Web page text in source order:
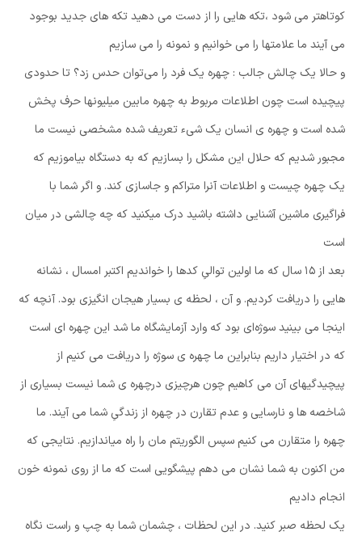
کوتاهتر می شود ،تکه هایی را از دست می دهید تکه های جدید بوجود
می آیند ما علامتها را می خوانیم و نمونه را می سازیم
و حالا یک چالش جالب : چهره یک فرد را می‌توان حدس زد؟ تا حدودی
پیچیده است چون اطلاعات مربوط به چهره مابین میلیونها حرف پخش
شده است و چهره ی انسان یک شیء تعریف شده مشخصی نیست ما
مجبور شدیم که حلال این مشکل را بسازیم که به دستگاه بیاموزیم که
یک چهره چیست و اطلاعات آنرا متراکم و جاسازی کند. و اگر شما با
فراگیری ماشین آشنایی داشته باشید درک میکنید که چه چالشی در میان
است
بعد از ۱۵ سال که ما اولین توالیِ کدها را خواندیم اکتبر امسال ، نشانه
هایی را دریافت کردیم. و آن ، لحظه ی بسیار هیجان انگیزی بود. آنچه که
اینجا می بینید سوژه‌ای بود که وارد آزمایشگاه ما شد این چهره ای است
که در اختیار داریم بنابراین ما چهره ی سوژه را دریافت می کنیم از
پیچیدگیهای آن می کاهیم چون هرچیزی درچهره ی شما نیست بسیاری از
شاخصه ها و نارسایی و عدم تقارن در چهره از زندگیِ شما می آیند. ما
چهره را متقارن می کنیم سپس الگوریتم مان را راه میاندازیم. نتایجی که
من اکنون به شما نشان می دهم پیشگویی است که ما از روی نمونه خون
انجام دادیم
یک لحظه صبر کنید. در این لحظات ، چشمان شما به چپ و راست نگاه